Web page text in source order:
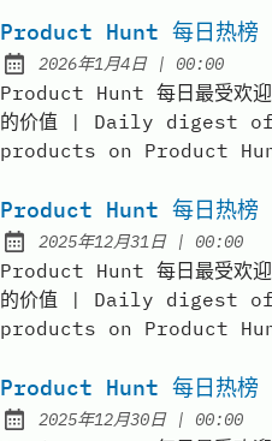
Product Hunt 每日热
Published:
2026年1月4日| at
00:00
Product Hunt 每日最受欢迎
的价值 | Daily digest
products on Product
Product Hunt 每日热
Published:
2025年12月31日| at
00:00
Product Hunt 每日最受欢迎
的价值 | Daily digest
products on Product
Product Hunt 每日热
Published:
2025年12月30日| at
00:00